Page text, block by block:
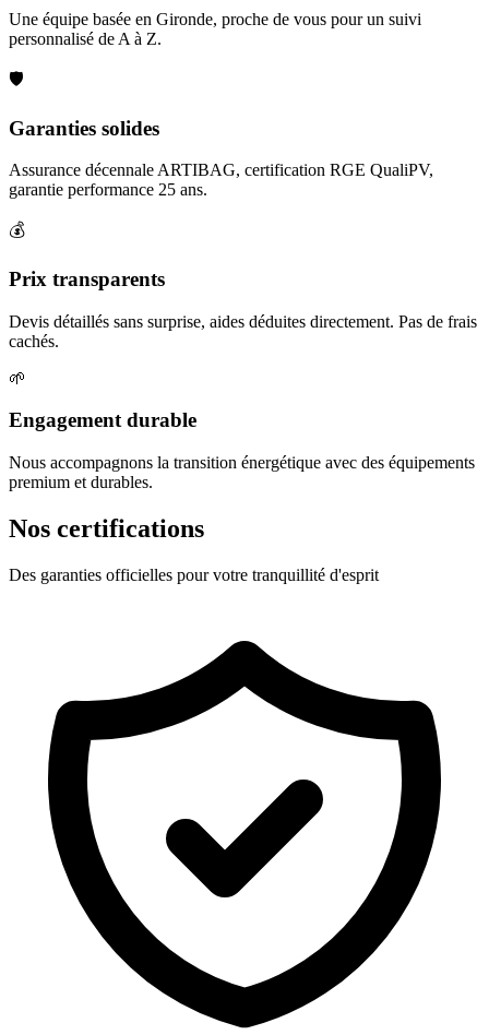
Une équipe basée en Gironde, proche de vous pour un suivi
personnalisé de A à Z.
🛡️
Garanties solides
Assurance décennale ARTIBAG, certification RGE QualiPV,
garantie performance 25 ans.
💰
Prix transparents
Devis détaillés sans surprise, aides déduites directement. Pas de frais
cachés.
🌱
Engagement durable
Nous accompagnons la transition énergétique avec des équipements
premium et durables.
Nos certifications
Des garanties officielles pour votre tranquillité d'esprit